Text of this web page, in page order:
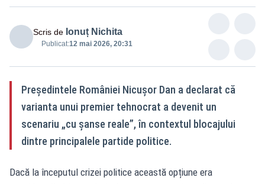
Scris de Ionuț Nichita
Publicat:12 mai 2026, 20:31
Președintele României Nicușor Dan a declarat că
varianta unui premier tehnocrat a devenit un
scenariu „cu șanse reale”, în contextul blocajului
dintre principalele partide politice.
Dacă la începutul crizei politice această opțiune era